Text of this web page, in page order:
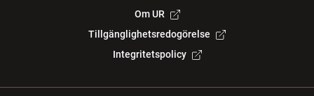
Om UR
Tillgänglighetsredogörelse
Integritetspolicy